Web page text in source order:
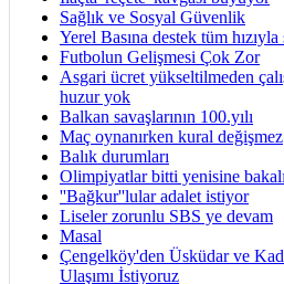
Sağlık ve Sosyal Güvenlik
Yerel Basına destek tüm
Futbolun Gelişmesi Çok Zor
Asgari ücret yükseltilmeden
huzur yok
Balkan savaşlarının 100.yılı
Maç oynanırken kural değişmez
Balık durumları
Olimpiyatlar bitti yenisine
''Bağkur''lular adalet istiyor
Liseler zorunlu SBS ye devam
Masal
Çengelköy'den Üsküdar ve
Ulaşımı İstiyoruz